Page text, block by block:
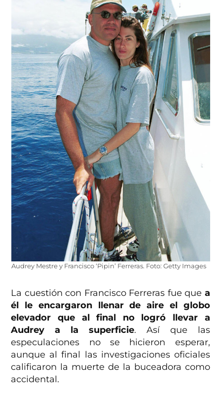
Audrey Mestre y Francisco ‘Pipin’ Ferreras. Foto: Getty Images
La cuestión con Francisco Ferreras fue que a
él le encargaron llenar de aire el globo
elevador que al final no logró llevar a
Audrey a la superficie. Así que las
especulaciones no se hicieron esperar,
aunque al final las investigaciones oficiales
calificaron la muerte de la buceadora como
accidental.